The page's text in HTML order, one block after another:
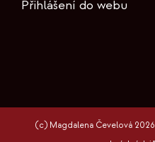
Přihlášení do webu
(c) Magdalena Čevelová 2026